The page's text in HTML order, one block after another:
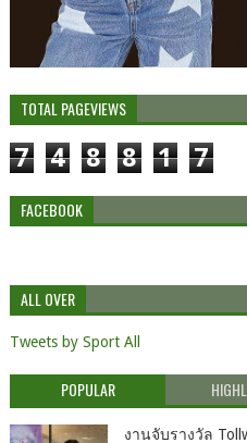
TOTAL PAGEVIEWS
7 4 8 8 1 7
FACEBOOK
ALL OVER
Tweets by Sport All
POPULAR
งานจับรางวัล